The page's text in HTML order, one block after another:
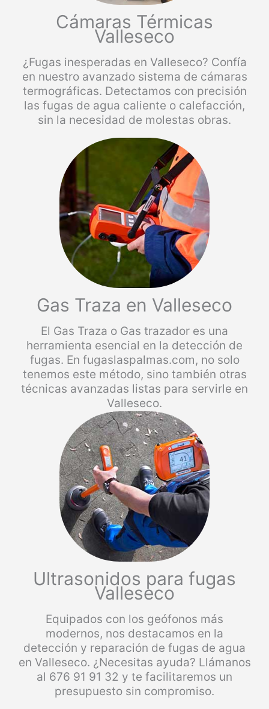
Cámaras Térmicas
Valleseco
¿Fugas inesperadas en Valleseco? Confía
en nuestro avanzado sistema de cámaras
termográficas. Detectamos con precisión
las fugas de agua caliente o calefacción,
sin la necesidad de molestas obras.
Gas Traza en Valleseco
El Gas Traza o Gas trazador es una
herramienta esencial en la detección de
fugas. En fugaslaspalmas.com, no solo
tenemos este método, sino también otras
técnicas avanzadas listas para servirle en
Valleseco.
Ultrasonidos para fugas
Valleseco
Equipados con los geófonos más
modernos, nos destacamos en la
detección y reparación de fugas de agua
en Valleseco. ¿Necesitas ayuda? Llámanos
al 676 91 91 32 y te facilitaremos un
presupuesto sin compromiso.